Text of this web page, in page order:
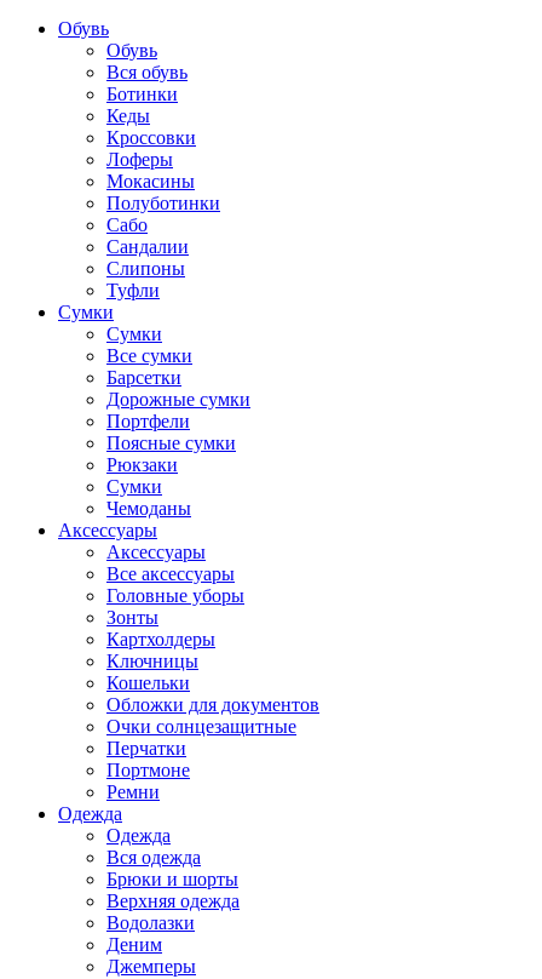
Обувь
Обувь
Вся обувь
Ботинки
Кеды
Кроссовки
Лоферы
Мокасины
Полуботинки
Сабо
Сандалии
Слипоны
Туфли
Сумки
Сумки
Все сумки
Барсетки
Дорожные сумки
Портфели
Поясные сумки
Рюкзаки
Сумки
Чемоданы
Аксессуары
Аксессуары
Все аксессуары
Головные уборы
Зонты
Картхолдеры
Ключницы
Кошельки
Обложки для документов
Очки солнцезащитные
Перчатки
Портмоне
Ремни
Одежда
Одежда
Вся одежда
Брюки и шорты
Верхняя одежда
Водолазки
Деним
Джемперы